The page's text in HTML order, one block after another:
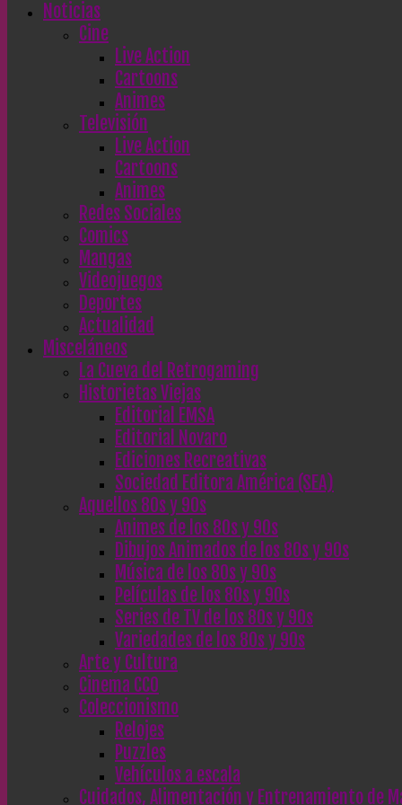
Noticias
Cine
Live Action
Cartoons
Animes
Televisión
Live Action
Cartoons
Animes
Redes Sociales
Comics
Mangas
Videojuegos
Deportes
Actualidad
Misceláneos
La Cueva del Retrogaming
Historietas Viejas
Editorial EMSA
Editorial Novaro
Ediciones Recreativas
Sociedad Editora América (SEA)
Aquellos 80s y 90s
Animes de los 80s y 90s
Dibujos Animados de los 80s y 90s
Música de los 80s y 90s
Películas de los 80s y 90s
Series de TV de los 80s y 90s
Variedades de los 80s y 90s
Arte y Cultura
Cinema CC0
Coleccionismo
Relojes
Puzzles
Vehículos a escala
Cuidados, Alimentación y Entrenamiento de